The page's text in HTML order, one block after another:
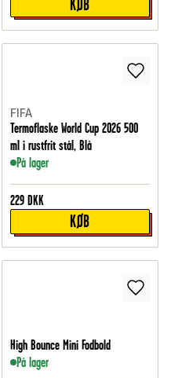
KØB
FIFA
Termoflaske World Cup 2026 500
ml i rustfrit stål, Blå
På lager
229 DKK
KØB
High Bounce Mini Fodbold
På lager